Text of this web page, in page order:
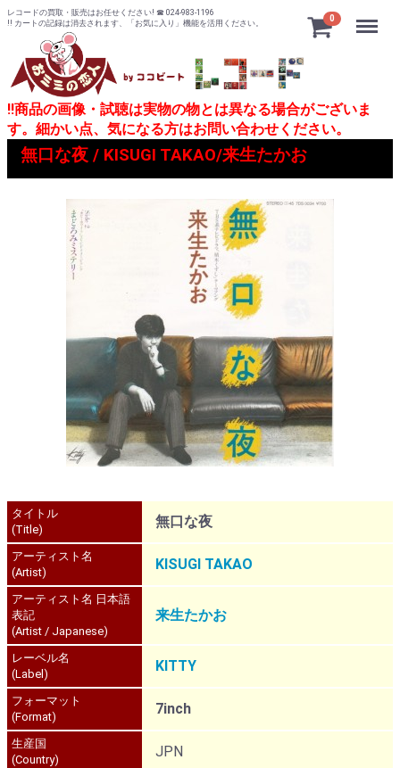
レコードの買取・販売はお任せください! ☎ 024-983-1196
!! カートの記録は消去されます、「お気に入り」機能を活用ください。
0 Menu
!!商品の画像・試聴は実物の物とは異なる場合がございま
す。細かい点、気になる方はお問い合わせください。
無口な夜 / KISUGI TAKAO/来生たかお
タイトル
(Title)
無口な夜
アーティスト名
(Artist)
KISUGI TAKAO
アーティスト名 日本語
表記
(Artist / Japanese)
来生たかお
レーベル名
(Label)
KITTY
フォーマット
(Format)
7inch
生産国
(Country)
JPN